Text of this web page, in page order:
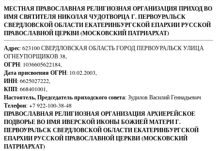
Footer
Content
МЕСТНАЯ ПРАВОСЛАВНАЯ РЕЛИГИОЗНАЯ ОРГАНИЗАЦИЯ ПРИХОД ВО
ИМЯ СВЯТИТЕЛЯ НИКОЛАЯ ЧУДОТВОРЦА Г. ПЕРВОУРАЛЬСК
СВЕРДЛОВСКОЙ ОБЛАСТИ ЕКАТЕРИНБУРГСКОЙ ЕПАРХИИ РУССКОЙ
ПРАВОСЛАВНОЙ ЦЕРКВИ (МОСКОВСКИЙ ПАТРИАРХАТ)
Адрес: 623100 СВЕРДЛОВСКАЯ ОБЛАСТЬ ГОРОД ПЕРВОУРАЛЬСК УЛИЦА
ОГНЕУПОРЩИКОВ 38,
ОГРН: 1036605622184,
Дата присвоения ОГРН: 10.02.2003,
ИНН: 6625027222,
КПП: 668401001,
Настоятель, Председатель приходского совета: Зудилов Василий Геннадьевич
Телефон: +7 922-100-38-48
ПРАВОСЛАВНАЯ РЕЛИГИОЗНАЯ ОРГАНИЗАЦИЯ АРХИЕРЕЙСКОЕ
ПОДВОРЬЕ ВО ИМЯ ИВЕРСКОЙ ИКОНЫ БОЖИЕЙ МАТЕРИ Г.
ПЕРВОУРАЛЬСК СВЕРДЛОВСКОЙ ОБЛАСТИ ЕКАТЕРИНБУРГСКОЙ
ЕПАРХИИ РУССКОЙ ПРАВОСЛАВНОЙ ЦЕРКВИ (МОСКОВСКИЙ
ПАТРИАРХАТ)